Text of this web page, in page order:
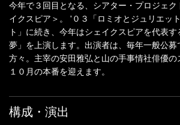
今年で３回目となる、シアター・プロジェク
イクスピア＞。 '０３「ロミオとジュリエッ
ト」に続き、今年はシェイクスピアを代表
夢」を上演します。出演者は、毎年一般公
方々。主宰の安田雅弘と山の手事情社俳優の
１０月の本番を迎えます。
構成・演出